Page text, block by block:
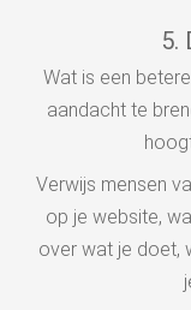
5.
Wat is een
aandacht te
Verwijs mensen
op je website,
over wat je doet,